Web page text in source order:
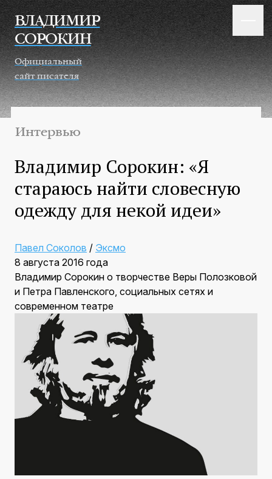
Перейти к основному содержанию
ВЛАДИМИР
СОРОКИН
Официальный
сайт писателя
Интервью
Владимир Сорокин: «Я
стараюсь найти словесную
одежду для некой идеи»
Павел Соколов / Эксмо
8 августа 2016 года
Владимир Сорокин о творчестве Веры Полозковой
и Петра Павленского, социальных сетях и
современном театре